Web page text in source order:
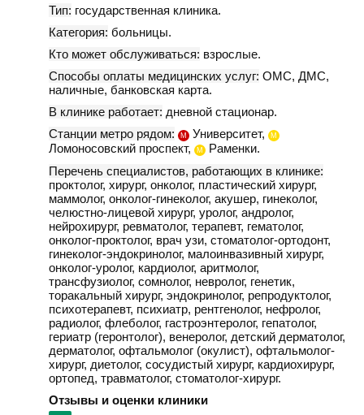
Тип: государственная клиника.
Категория: больницы.
Кто может обслуживаться: взрослые.
Способы оплаты медицинских услуг: ОМС, ДМС,
наличные, банковская карта.
В клинике работает: дневной стационар.
Станции метро рядом:
М Университет, М
Ломоносовский проспект, М
Раменки.
Перечень специалистов, работающих в клинике:
проктолог, хирург, онколог, пластический хирург,
маммолог, онколог-гинеколог, акушер, гинеколог,
челюстно-лицевой хирург, уролог, андролог,
нейрохирург, ревматолог, терапевт, гематолог,
онколог-проктолог, врач узи, стоматолог-ортодонт,
гинеколог-эндокринолог, малоинвазивный хирург,
онколог-уролог, кардиолог, аритмолог,
трансфузиолог, сомнолог, невролог, генетик,
торакальный хирург, эндокринолог, репродуктолог,
психотерапевт, психиатр, рентгенолог, нефролог,
радиолог, флеболог, гастроэнтеролог, гепатолог,
гериатр (геронтолог), венеролог, детский дерматолог,
дерматолог, офтальмолог (окулист), офтальмолог-
хирург, диетолог, сосудистый хирург, кардиохирург,
ортопед, травматолог, стоматолог-хирург.
Отзывы и оценки клиники